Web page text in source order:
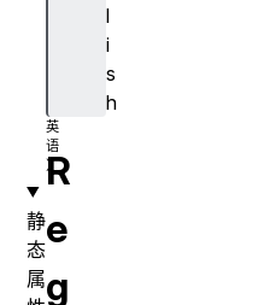
l
i
s
h
R
e
g
静
态
属